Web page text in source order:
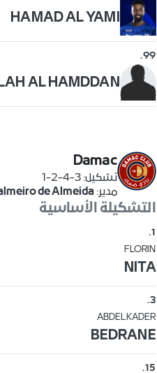
HAMAD AL YAMI
99
.
Damac
تشكيل:
3-4-2-1
مدير:
de Almeida
التشكيلة الأساسية
1
.
FLORIN
NITA
3
.
ABDELKADER
BEDRANE
15
.